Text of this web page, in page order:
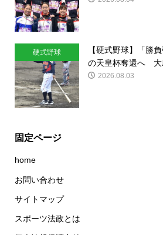
硬式野球
【硬式野球】「勝
の天皇杯奪還へ 大
2026.08.03
固定ページ
home
お問い合わせ
サイトマップ
スポーツ法政とは